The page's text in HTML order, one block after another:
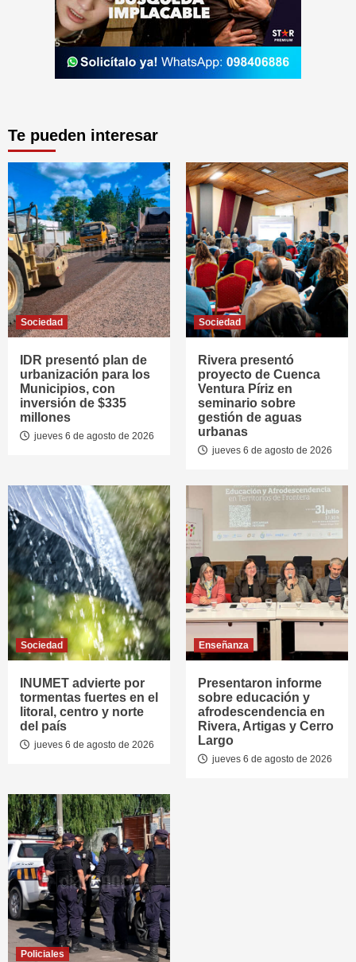
Te pueden interesar
Sociedad
IDR presentó plan de
urbanización para los
Municipios, con
inversión de $335
millones
jueves 6 de agosto de 2026
Sociedad
Rivera presentó
proyecto de Cuenca
Ventura Píriz en
seminario sobre
gestión de aguas
urbanas
jueves 6 de agosto de 2026
Sociedad
INUMET advierte por
tormentas fuertes en el
litoral, centro y norte
del país
jueves 6 de agosto de 2026
Enseñanza
Presentaron informe
sobre educación y
afrodescendencia en
Rivera, Artigas y Cerro
Largo
jueves 6 de agosto de 2026
Policiales